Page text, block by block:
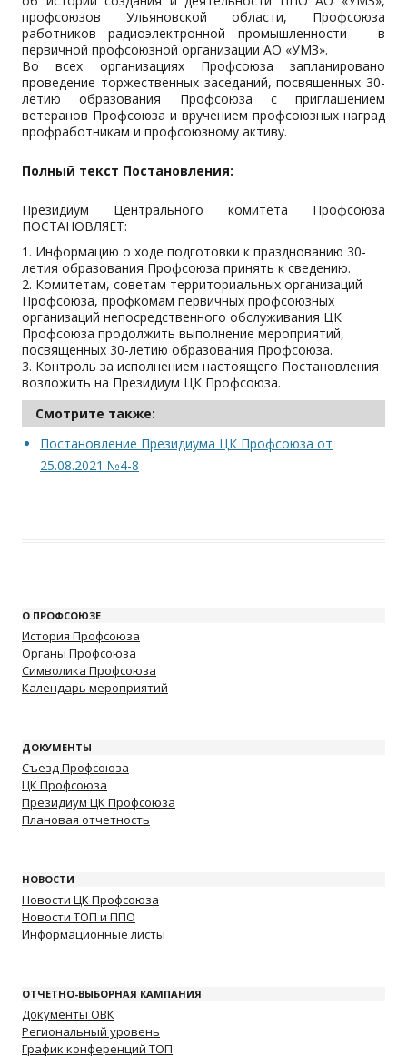
профсоюзов Ульяновской области, Профсоюза
работников радиоэлектронной промышленности – в
первичной профсоюзной организации АО «УМЗ».
Во всех организациях Профсоюза запланировано
проведение торжественных заседаний, посвященных 30-
летию образования Профсоюза с приглашением
ветеранов Профсоюза и вручением профсоюзных наград
профработникам и профсоюзному активу.
Полный текст Постановления:
Президиум Центрального комитета Профсоюза
ПОСТАНОВЛЯЕТ:
1. Информацию о ходе подготовки к празднованию 30-
летия образования Профсоюза принять к сведению.
2. Комитетам, советам территориальных организаций
Профсоюза, профкомам первичных профсоюзных
организаций непосредственного обслуживания ЦК
Профсоюза продолжить выполнение мероприятий,
посвященных 30-летию образования Профсоюза.
3. Контроль за исполнением настоящего Постановления
возложить на Президиум ЦК Профсоюза.
Смотрите также:
Постановление Президиума ЦК Профсоюза от
25.08.2021 №4-8
О ПРОФСОЮЗЕ
История Профсоюза
Органы Профсоюза
Символика Профсоюза
Календарь мероприятий
ДОКУМЕНТЫ
Съезд Профсоюза
ЦК Профсоюза
Президиум ЦК Профсоюза
Плановая отчетность
НОВОСТИ
Новости ЦК Профсоюза
Новости ТОП и ППО
Информационные листы
ОТЧЕТНО-ВЫБОРНАЯ КАМПАНИЯ
Документы ОВК
Региональный уровень
График конференций ТОП